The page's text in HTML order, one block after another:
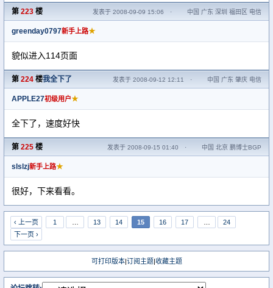
第 223 楼 发表于 2008-09-09 15:06 · 中国 广东 深圳 福田区 电信
greenday0797新手上路★
貌似进入114页面
第 224 楼我全下了 发表于 2008-09-12 12:11 · 中国 广东 肇庆 电信
APPLE27初级用户★
全下了，速度好快
第 225 楼 发表于 2008-09-15 01:40 · 中国 北京 鹏博士BGP
slslzj新手上路★
很好，下来看看。
‹ 上一页 1 13 14 15 16 17
24
下一页 ›
可打印版本|订阅主题|收藏主题